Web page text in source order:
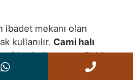
ibadet mekanı olan
kullanılır. Cami halı
hem estetik bir
ve ziyaretçilerin zemin